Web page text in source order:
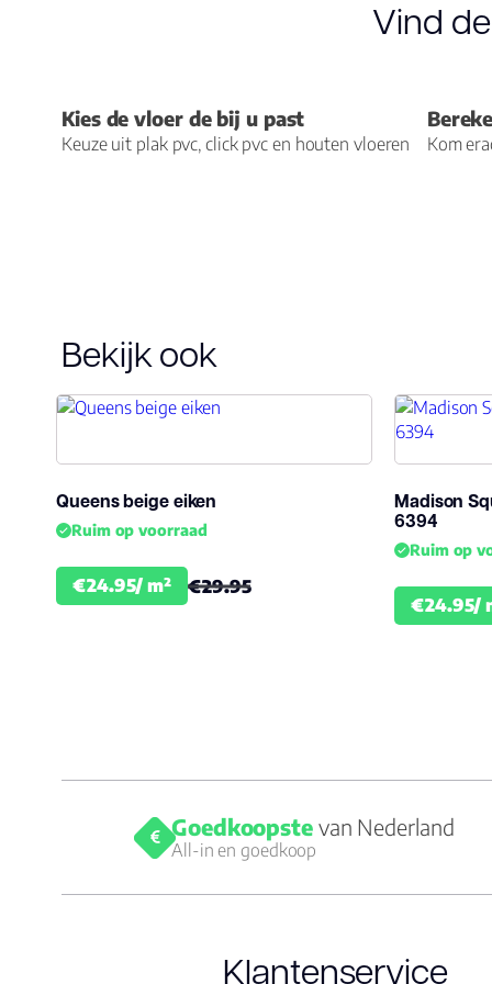
ja,
Soort vloerverwarming watergedragen
vtwonen
Merk Ambiant
Stijl
Vind
Kies de vloer de bij u past
Keuze uit plak pvc, click pvc en houten vloeren Kom
Bekijk ook
Queens beige eiken
Ruim op voorraad
€24.95/ m² €29.95
Madison
6394
Ruim op
€24.95/
Goedkoopstevan Nederland
All-in en goedkoop
Klantenservice